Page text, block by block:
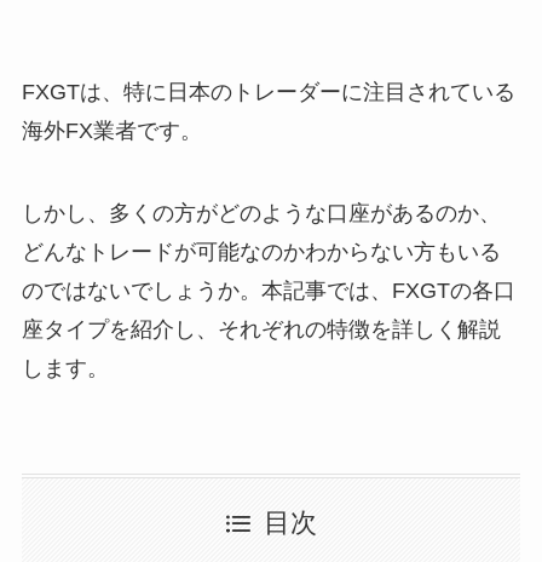
FXGTは、特に日本のトレーダーに注目されている
海外FX業者です。
しかし、多くの方がどのような口座があるのか、
どんなトレードが可能なのかわからない方もいる
のではないでしょうか。本記事では、FXGTの各口
座タイプを紹介し、それぞれの特徴を詳しく解説
します。
目次